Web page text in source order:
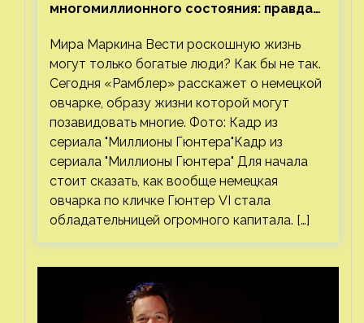
многомиллионного состояния: правда
Мира Маркина Вести роскошную жизнь
могут только богатые люди? Как бы не так.
Сегодня «Рамблер» расскажет о немецкой
овчарке, образу жизни которой могут
позавидовать многие. Фото: Кадр из
сериала "Миллионы Гюнтера"Кадр из
сериала "Миллионы Гюнтера" Для начала
стоит сказать, как вообще немецкая
овчарка по кличке Гюнтер VI стала
обладательницей огромного капитала. […]